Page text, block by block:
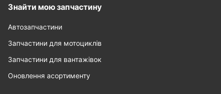
Знайти мою запчастину
Автозапчастини
Запчастини для мотоциклів
Запчастини для вантажівок
Оновлення асортименту